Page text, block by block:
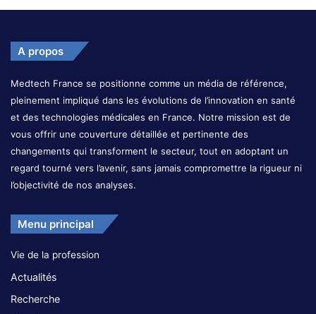
A propos
Medtech France se positionne comme un média de référence,
pleinement impliqué dans les évolutions de l’innovation en santé
et des technologies médicales en France. Notre mission est de
vous offrir une couverture détaillée et pertinente des
changements qui transforment le secteur, tout en adoptant un
regard tourné vers l’avenir, sans jamais compromettre la rigueur ni
l’objectivité de nos analyses.
Menu principal
Vie de la profession
Actualités
Recherche